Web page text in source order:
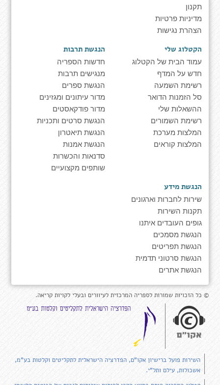
תקנון
מדיניות פרטיות
הצהרת נגישות
הקטלוג שלי
עמוד הבית של הקטלוג
חדש על המדף
רשימת השמעה
סל הזמנות הדואר
ההשאלות שלי
רשימת השמורים
המלצות מערכת
המלצות קוראים
הנגשת תרבות
חדשות הספריה
מנגישים תרבות
הנגשת ספרים
מדור עיתונים ומגזינים
מדור פודקאסטים
הנגשת סרטים ותכניות
הנגשת תיאטרון
הנגשת אמנות
סדנאות והכשרות
שותפים מקצועיים
הנגשת מידע
שירות לחברות וארגונים
תקנות השירות
גופים העובדים איתנו
הנגשת מסמכים
הנגשת תפריטים
הנגשת סרטוני תדמית
הנגשת אתרים
© כל הזכויות שמורות לספריה המרכזית לעיוורים ובעלי לקויות קריאה.
השירות פועל ברישיון אקו"ם, הפדרציה הישראלית לתקליטים וקלטות בע"מ,
אשכולות, עילם ותל"י.